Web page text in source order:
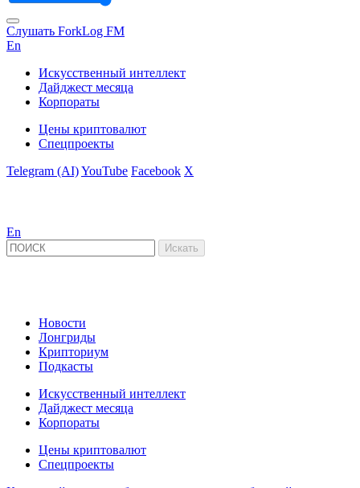
Слушать ForkLog FM
En
Искусственный интеллект
Дайджест месяца
Корпораты
Цены криптовалют
Спецпроекты
Telegram (AI)YouTube Facebook X
En
Новости
Лонгриды
Крипториум
Подкасты
Искусственный интеллект
Дайджест месяца
Корпораты
Цены криптовалют
Спецпроекты